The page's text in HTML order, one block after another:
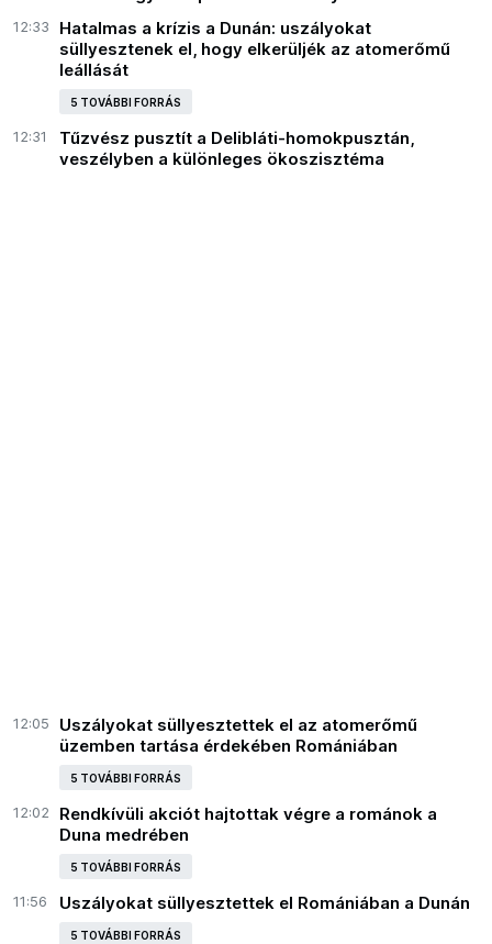
12:33
Hatalmas a krízis a Dunán: uszályokat
süllyesztenek el, hogy elkerüljék az atomerőmű
leállását
5 TOVÁBBI FORRÁS
12:31
Tűzvész pusztít a Delibláti-homokpusztán,
veszélyben a különleges ökoszisztéma
12:05
Uszályokat süllyesztettek el az atomerőmű
üzemben tartása érdekében Romániában
5 TOVÁBBI FORRÁS
12:02
Rendkívüli akciót hajtottak végre a románok a
Duna medrében
5 TOVÁBBI FORRÁS
11:56 Uszályokat süllyesztettek el Romániában a Dunán
5 TOVÁBBI FORRÁS